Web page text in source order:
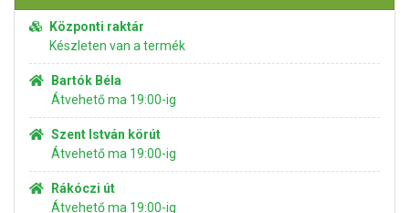
Központi raktár
Készleten van a termék
Bartók Béla
Átvehető ma 19:00-ig
Szent István körút
Átvehető ma 19:00-ig
Rákóczi út
Átvehető ma 19:00-ig